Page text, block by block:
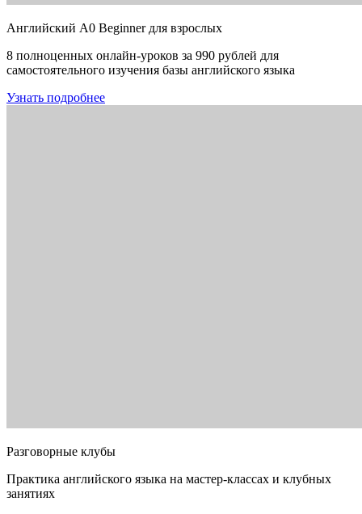
Английский A0 Beginner для взрослых
8 полноценных онлайн-уроков за 990 рублей для
самостоятельного изучения базы английского языка
Узнать подробнее
Разговорные клубы
Практика английского языка на мастер-классах и клубных
занятиях